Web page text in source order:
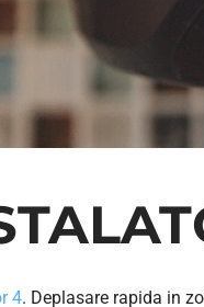
4. Deplasare rapida in